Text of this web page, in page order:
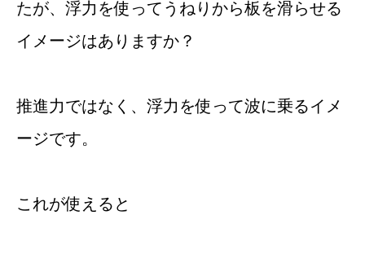
たが、浮力を使ってうねりから板を滑らせる
イメージはありますか？
推進力ではなく、浮力を使って波に乗るイメ
ージです。
これが使えると